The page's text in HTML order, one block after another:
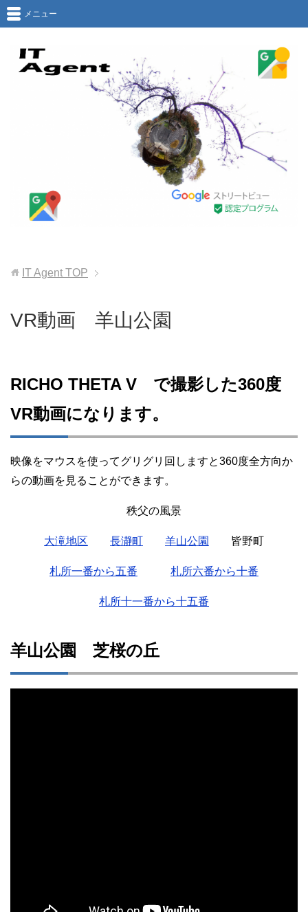
メニュー
IT Agent TOP
VR動画 羊山公園
RICHO THETA V で撮影した360度
VR動画になります。
映像をマウスを使ってグリグリ回しますと360度全方向か
らの動画を見ることができます。
秩父の風景
大滝地区 長瀞町 羊山公園 皆野町
札所一番から五番 札所六番から十番
札所十一番から十五番
羊山公園 芝桜の丘